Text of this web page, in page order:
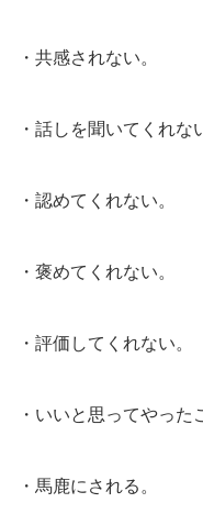
・共感されない。
・話しを聞いてくれな
・認めてくれない。
・褒めてくれない。
・評価してくれない。
・いいと思ってやった
・馬鹿にされる。